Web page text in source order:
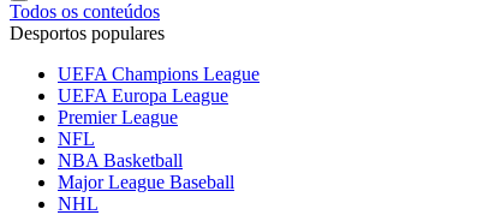
Todos os conteúdos
Desportos populares
UEFA Champions League
UEFA Europa League
Premier League
NFL
NBA Basketball
Major League Baseball
NHL